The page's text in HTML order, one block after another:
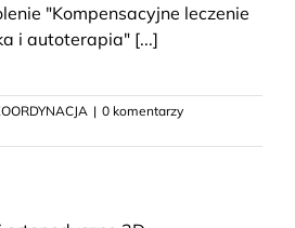
"Kompensacyjne leczenie
i autoterapia" [...]
| 0 komentarzy